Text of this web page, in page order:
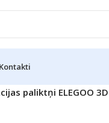
Kontakti
paliktņi ELEGOO